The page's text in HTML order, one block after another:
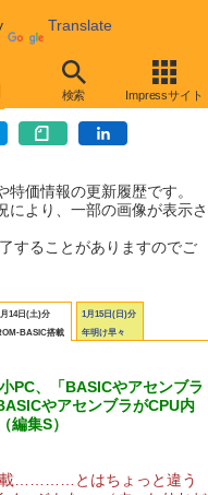
Translate
検索 Impressサイト
価情報の更新履歴です。
より、一部の画像が表示さ
することがありますのでご
14日(土)分
BASIC搭載
1月15日(日)分
年明け早々
PC、「BASICやアセンブラ
やアセンブラがCPU内
集S）
載…………とはちょっと違う